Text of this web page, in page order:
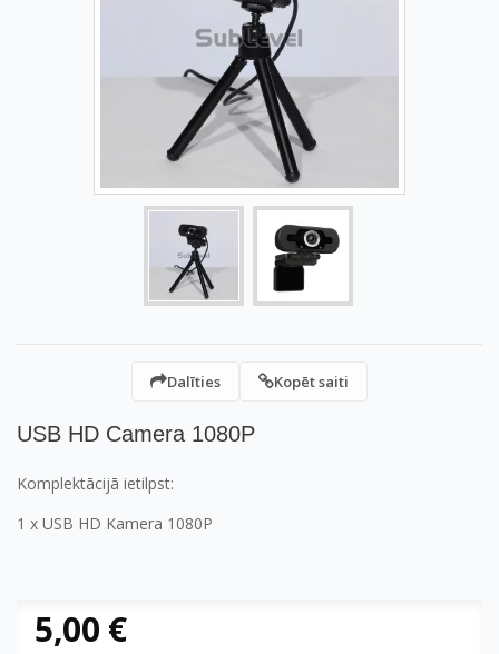
Dalīties Kopēt saiti
USB HD Camera 1080P
Komplektācijā ietilpst:
1 x USB HD Kamera 1080P
5,00 €